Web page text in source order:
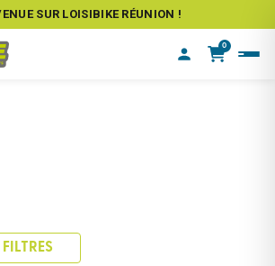
SUR LOISIBIKE RÉUNION !
0